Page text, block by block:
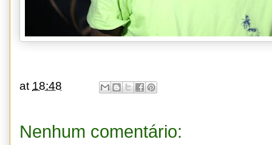
at 18:48
Nenhum comentário: